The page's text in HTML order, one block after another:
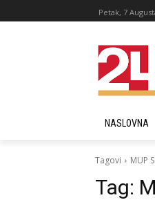
Petak, 7
NASLOVNA
Tagovi MUP
Tag: